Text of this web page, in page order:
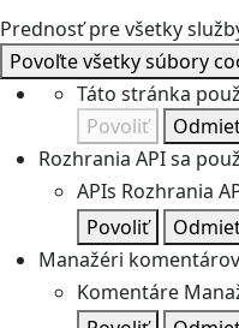
Prednosť pre všetky
Povoľte všetky súbory
Táto stránka
Povoliť
Rozhrania API sa
APIs Rozhrania
Povoliť
Manažéri
Komentáre